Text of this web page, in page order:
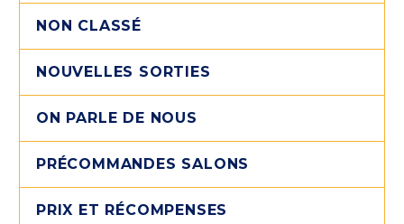
NON CLASSÉ
NOUVELLES SORTIES
ON PARLE DE NOUS
PRÉCOMMANDES SALONS
PRIX ET RÉCOMPENSES